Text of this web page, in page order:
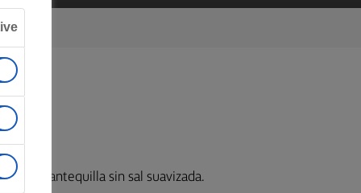
la mantequilla sin sal suavizada.